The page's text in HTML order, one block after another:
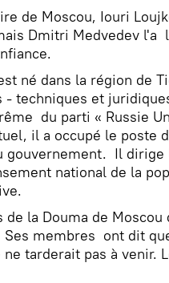
de Moscou, Iouri
Dmitri Medvedev
né dans la région de
- techniques et
du parti « Russie
il a occupé le poste
gouvernement. Il
national de la
de la Douma de
membres ont dit
ne tarderait pas à venir.